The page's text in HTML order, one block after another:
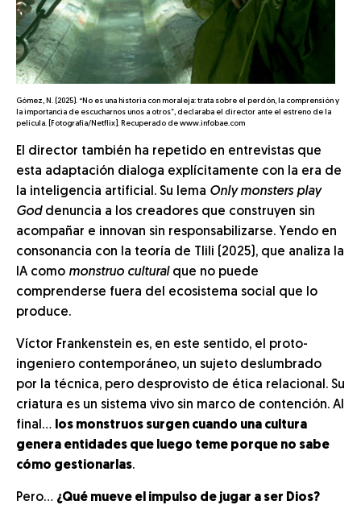
Gómez, N. (2025). “No es una historia con moraleja: trata sobre el perdón, la comprensión y
la importancia de escucharnos unos a otros”, declaraba el director ante el estreno de la
película. [Fotografía/Netflix]. Recuperado de www.infobae.com
El director también ha repetido en entrevistas que
esta adaptación dialoga explícitamente con la era de
la inteligencia artificial. Su lema Only monsters play
Goddenuncia a los creadores que construyen sin
acompañar e innovan sin responsabilizarse. Yendo en
consonancia con la teoría de Tlili (2025), que analiza la
IA como monstruo cultural que no puede
comprenderse fuera del ecosistema social que lo
produce.
Víctor Frankenstein es, en este sentido, el proto-
ingeniero contemporáneo, un sujeto deslumbrado
por la técnica, pero desprovisto de ética relacional. Su
criatura es un sistema vivo sin marco de contención. Al
final… los monstruos surgen cuando una cultura
genera entidades que luego teme porque no sabe
cómo gestionarlas.
Pero… ¿Qué mueve el impulso de jugar a ser Dios?